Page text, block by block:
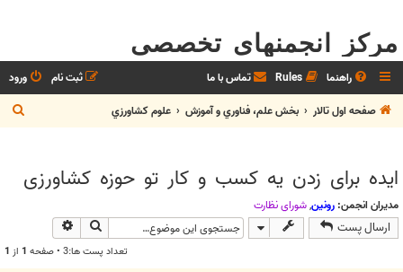
مرکز انجمنهای تخصصی
راهنما Rules تماس با ما ورود
ثبت نام
صفحه اول تالار
بخش علم، فناوري و آموزش علوم کشاورزي
س
ایده برای زدن یه کسب و کار تو حوزه کشاورزی
مدیران انجمن: رونین,شوراي نظارت
ارسال پست جستجو
تعداد پست ها:3 • صفحه 1 از 1